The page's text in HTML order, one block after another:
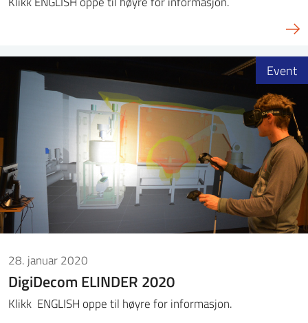
28. januar 2020
DigiDecom ELINDER 2020
Klikk ENGLISH oppe til høyre for informasjon.
Event